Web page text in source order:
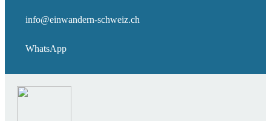
info@einwandern-schweiz.ch
WhatsApp